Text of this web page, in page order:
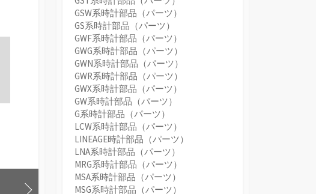
GSW系時計部品（パーツ）
GS系時計部品（パーツ）
GWF系時計部品（パーツ）
GWG系時計部品（パーツ）
GWN系時計部品（パーツ）
GWR系時計部品（パーツ）
GWX系時計部品（パーツ）
GW系時計部品（パーツ）
G系時計部品（パーツ）
LCW系時計部品（パーツ）
LINEAGE時計部品（パーツ）
LNA系時計部品（パーツ）
MRG系時計部品（パーツ）
MSA系時計部品（パーツ）
MSG系時計部品（パーツ）